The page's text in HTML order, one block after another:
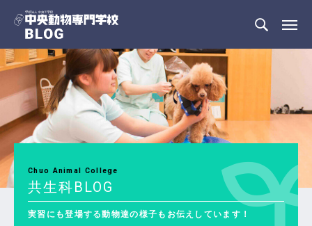
Chuo Animal College
共生科BLOG
実習にも登場する動物達の様子もお伝えしています！